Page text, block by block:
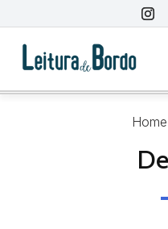
Home